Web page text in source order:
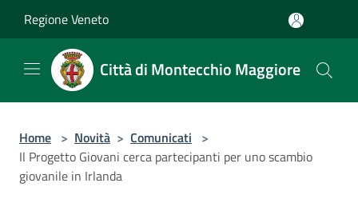
Regione Veneto
Città di Montecchio Maggiore
Home > Novità > Comunicati >
Il Progetto Giovani cerca partecipanti per uno scambio
giovanile in Irlanda